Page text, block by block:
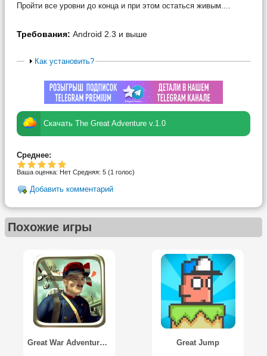
Пройти все уровни до конца и при этом остаться живым....
Требования: Android 2.3 и выше
Как установить?
Скачать The Great Adventure v.1.0
Среднее:
Ваша оценка: Нет Средняя: 5 (1 голос)
Добавить комментарий
Похожие игры
Great War Adventure (full) Great Jump